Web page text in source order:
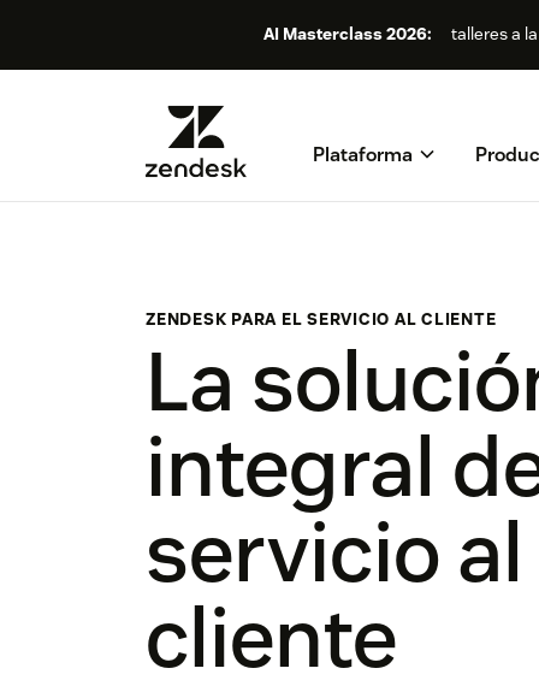
AI Masterclass 2026: talleres a
Plataforma
ZENDESK PARA EL SERVICIO AL CLIENTE
La
integral
servicio al
cliente